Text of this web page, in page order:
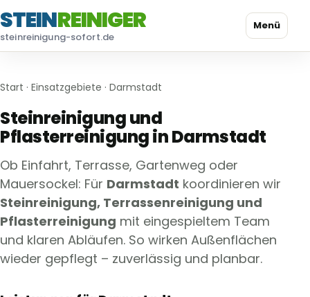
STEINREINIGER
steinreinigung-sofort.de
Menü
Start · Einsatzgebiete · Darmstadt
Steinreinigung und
Pflasterreinigung in Darmstadt
Ob Einfahrt, Terrasse, Gartenweg oder
Mauersockel: Für Darmstadt koordinieren wir
Steinreinigung, Terrassenreinigung und
Pflasterreinigung mit eingespieltem Team
und klaren Abläufen. So wirken Außenflächen
wieder gepflegt – zuverlässig und planbar.